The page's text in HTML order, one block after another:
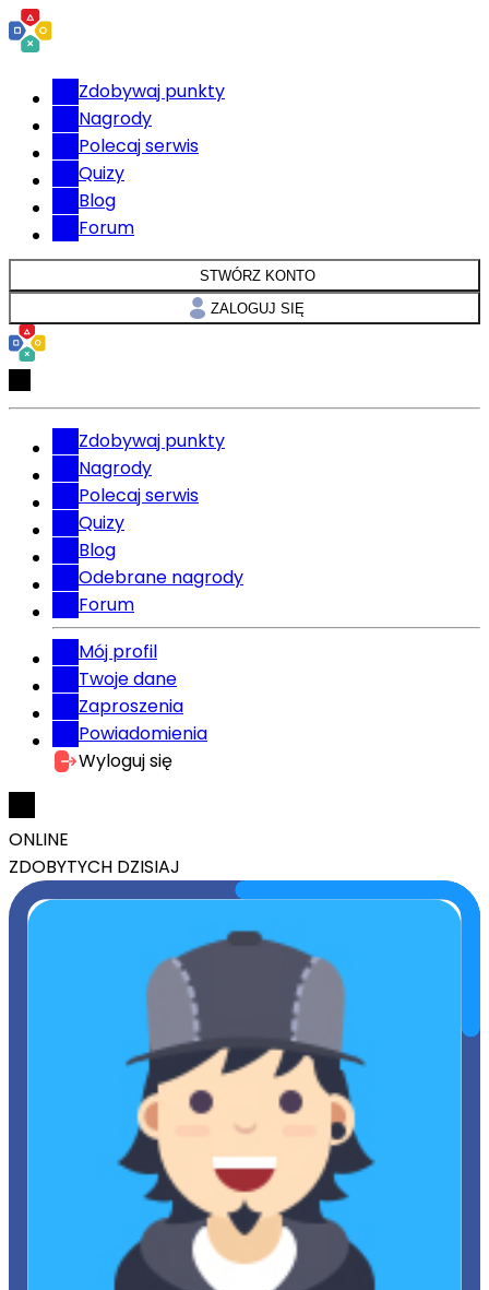
Zdobywaj punkty
Nagrody
Polecaj serwis
Quizy
Blog
Forum
STWÓRZ KONTO
ZALOGUJ SIĘ
Zdobywaj punkty
Nagrody
Polecaj serwis
Quizy
Blog
Odebrane nagrody
Forum
Mój profil
Twoje dane
Zaproszenia
Powiadomienia
Wyloguj się
ONLINE
ZDOBYTYCH DZISIAJ